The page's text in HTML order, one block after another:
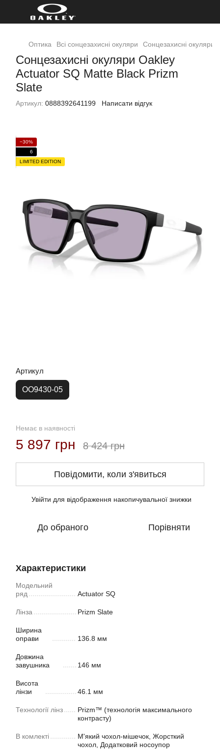
Оптика Всі сонцезахисні окуляри Сонцезахисні окуляри
Сонцезахисні окуляри Oakley
Actuator SQ Matte Black Prizm
Slate
Артикул: 0888392641199 Написати відгук
−30%
6
LIMITED EDITION
Артикул
OO9430-05
Немає в наявності
5 897 грн 8 424 грн
Повідомити, коли з'явиться
Увійти для відображення накопичувальної знижки
До обраного Порівняти
Характеристики
Модельний
ряд
Actuator SQ
Лінза Prizm Slate
Ширина
оправи
136.8 мм
Довжина
завушника
146 мм
Висота
лінзи
46.1 мм
Технології лінз
Prizm™ (технологія максимального
контрасту)
В комлекті
М'який чохол-мішечок, Жорсткий
чохол, Додатковий носоупор